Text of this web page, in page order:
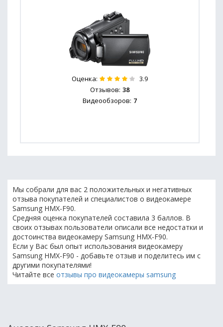
Оценка: 3.9
Отзывов: 38
Видеообзоров: 7
Мы собрали для вас 2 положительных и негативных
отзыва покупателей и специалистов о видеокамере
Samsung HMX-F90.
Средняя оценка покупателей составила 3 баллов. В
своих отзывах пользователи описали все недостатки и
достоинства видеокамеру Samsung HMX-F90.
Если у Вас был опыт использования видеокамеру
Samsung HMX-F90 - добавьте отзыв и поделитесь им с
другими покупателями!
Читайте все отзывы про видеокамеры samsung